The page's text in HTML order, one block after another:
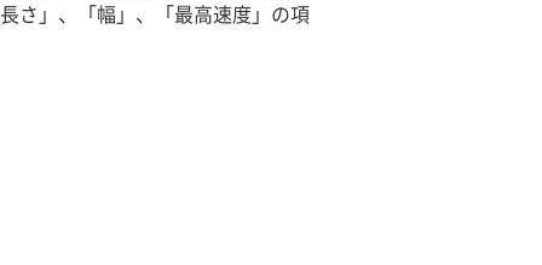
さ」、「幅」、「最高速度」の項